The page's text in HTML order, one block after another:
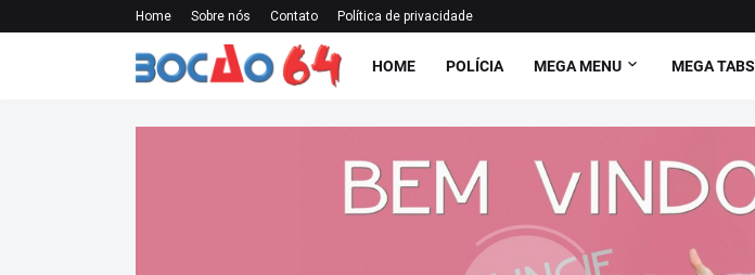
Home Sobre nós Contato Política de privacidade
HOME POLÍCIA MEGA MENU MEGA TABS